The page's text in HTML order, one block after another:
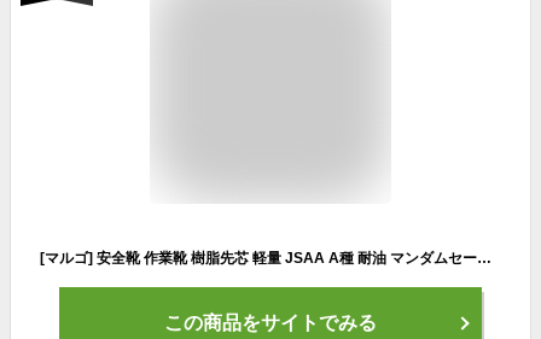
[マルゴ] 安全靴 作業靴 樹脂先芯 軽量 JSAA A種 耐油 マンダムセーフティーLight 767 ユニセックス大人 レッド/ブラック 27.5 cm 4E
この商品をサイトでみる